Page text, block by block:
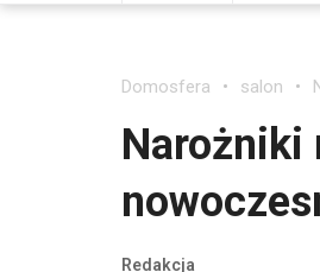
Domosfera salon
Narożniki
Redakcja